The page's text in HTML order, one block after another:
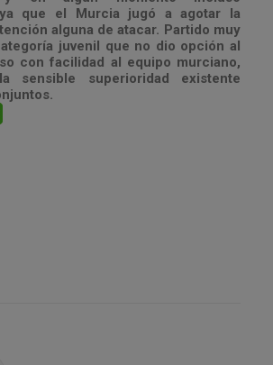
ya que el Murcia jugó a agotar la
alguna de atacar. Partido muy
juvenil que no dio opción al
con facilidad al equipo murciano,
sensible superioridad existente